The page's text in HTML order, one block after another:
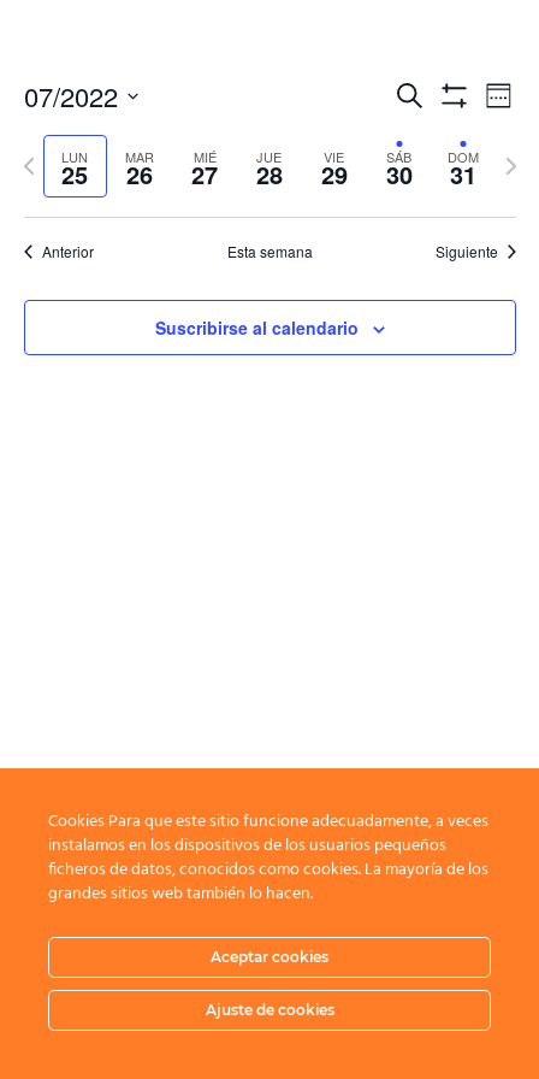
búsqueda
y
vistas
Buscar
de
de
07/2022
fecha.LUN
25 MAR
26 MIÉ
27 JUE
28 VIE
29 SÁB
30 DOM
31
Semana
anterior
Anterior Esta semana Siguiente
Suscribirse al calendario
Cookies Para que este sitio funcione adecuadamente, a veces
instalamos en los dispositivos de los usuarios pequeños
ficheros de datos, conocidos como cookies. La mayoría de los
grandes sitios web también lo hacen.
Aceptar cookies
Ajuste de cookies